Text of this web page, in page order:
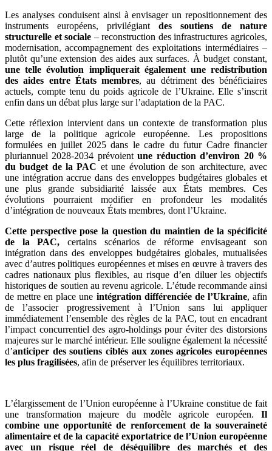
Les analyses conduisent ainsi à envisager un repositionnement des
instruments européens, privilégiant des soutiens de nature
structurelle et sociale – reconstruction des infrastructures agricoles,
modernisation, accompagnement des exploitations intermédiaires –
plutôt qu’une extension des aides aux surfaces. À budget constant,
une telle évolution impliquerait également une redistribution
des aides entre États membres, au détriment des bénéficiaires
actuels, compte tenu du poids agricole de l’Ukraine. Elle s’inscrit
enfin dans un débat plus large sur l’adaptation de la PAC.
Cette réflexion intervient dans un contexte de transformation plus
large de la politique agricole européenne. Les propositions
formulées en juillet 2025 dans le cadre du futur Cadre financier
pluriannuel 2028-2034 prévoientune réduction d’environ 20 %
du budget de la PAC et une évolution de son architecture, avec
une intégration accrue dans des enveloppes budgétaires globales et
une plus grande subsidiarité laissée aux États membres. Ces
évolutions pourraient modifier en profondeur les modalités
d’intégration de nouveaux États membres, dont l’Ukraine.
Cette perspective pose la question du maintien de la spécificité
de la PAC, certains scénarios de réforme envisageant son
intégration dans des enveloppes budgétaires globales, mutualisées
avec d’autres politiques européennes et mises en œuvre à travers des
cadres nationaux plus flexibles, au risque d’en diluer les objectifs
historiques de soutien au revenu agricole. L’étude recommande ainsi
de mettre en place une intégration différenciée de l’Ukraine, afin
de l’associer progressivement à l’Union sans lui appliquer
immédiatement l’ensemble des règles de la PAC, tout en encadrant
l’impact concurrentiel des agro-holdings pour éviter des distorsions
majeures sur le marché intérieur. Elle souligne également la nécessité
d’anticiper des soutiens ciblés aux zones agricoles européennes
les plus fragilisées, afin de préserver les équilibres territoriaux.
L’élargissement de l’Union européenne à l’Ukraine constitue de fait
une transformation majeure du modèle agricole européen. Il
combine une opportunité de renforcement de la souveraineté
alimentaire et de la capacité exportatrice de l’Union européenne
avec un risque réel de déséquilibre des marchés et des